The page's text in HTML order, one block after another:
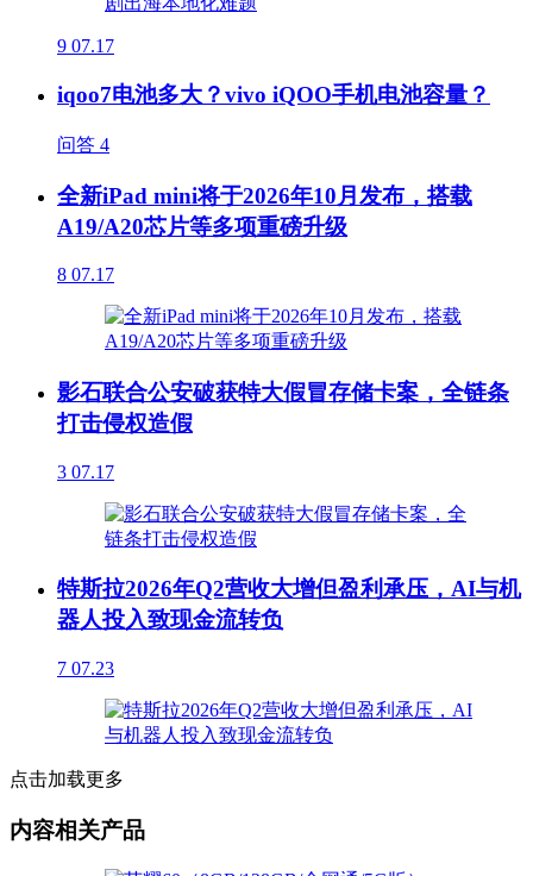
9 07.17
iqoo7电池多大？vivo iQOO手机电池容量？
问答 4
全新iPad mini将于2026年10月发布，搭载
A19/A20芯片等多项重磅升级
8 07.17
影石联合公安破获特大假冒存储卡案，全链条
打击侵权造假
3 07.17
特斯拉2026年Q2营收大增但盈利承压，AI与机
器人投入致现金流转负
7 07.23
点击加载更多
内容相关产品